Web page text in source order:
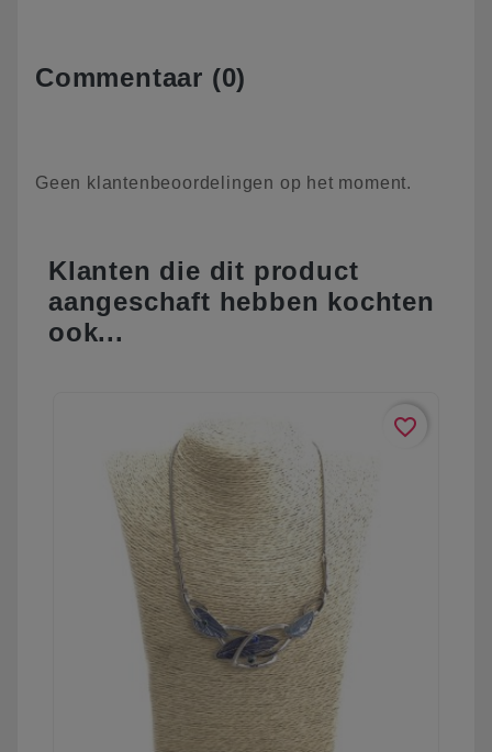
Commentaar (0)
Geen klantenbeoordelingen op het moment.
Klanten die dit product
aangeschaft hebben kochten
ook...
favorite_border